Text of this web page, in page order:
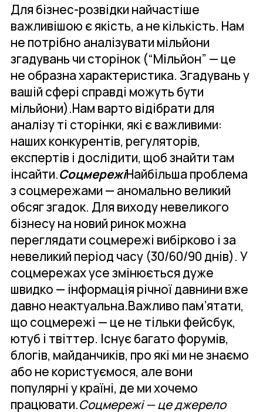
Для бізнес-розвідки найчастіше
важливішою є якість, а не кількість. Нам
не потрібно аналізувати мільйони
згадувань чи сторінок (“Мільйон” — це
не образна характеристика. Згадувань у
вашій сфері справді можуть бути
мільйони).Нам варто відібрати для
аналізу ті сторінки, які є важливими:
наших конкурентів, регуляторів,
експертів і дослідити, щоб знайти там
інсайти.СоцмережіНайбільша проблема
з соцмережами — аномально великий
обсяг згадок. Для виходу невеликого
бізнесу на новий ринок можна
переглядати соцмережі вибірково і за
невеликий період часу (30/60/90 днів). У
соцмережах усе змінюється дуже
швидко — інформація річної давнини вже
давно неактуальна.Важливо пам’ятати,
що соцмережі — це не тільки фейсбук,
ютуб і твіттер. Існує багато форумів,
блогів, майданчиків, про які ми не знаємо
або не користуємося, але вони
популярні у країні, де ми хочемо
працювати.Соцмережі — це джерело